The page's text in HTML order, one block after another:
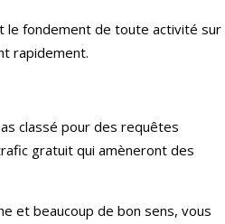
le fondement de toute activité sur
rapidement.
classé pour des requêtes
gratuit qui amèneront des
et beaucoup de bon sens, vous